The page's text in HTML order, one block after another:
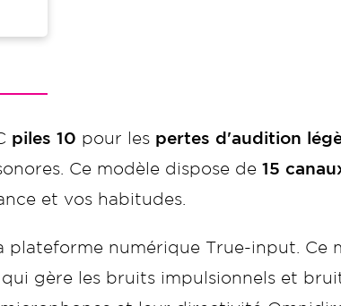
piles 10 pour les pertes d'audition
Ce modèle dispose de 15
et vos habitudes.
plateforme numérique True-input. Ce
qui gère les bruits impulsionnels et